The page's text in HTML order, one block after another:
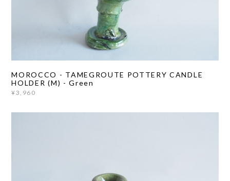
MOROCCO - TAMEGROUTE POTTERY CANDLE
HOLDER (M) - Green
¥3,960